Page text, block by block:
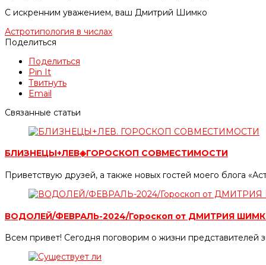
С искренним уважением, ваш Дмитрий Шимко
Астротипология в числах
Поделиться
Поделиться
Pin It
Твитнуть
Email
Связанные статьи
БЛИЗНЕЦЫ+ЛЕВ◈ГОРОСКОП СОВМЕСТИМОСТИ
Приветствую друзей, а также новых гостей моего блога
ВОДОЛЕЙ/ФЕВРАЛЬ-2024/Гороскоп от ДМИТРИЯ
Всем привет! Сегодня поговорим о жизни